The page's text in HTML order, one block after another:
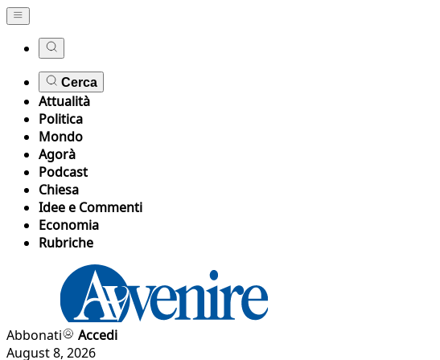
Cerca
Attualità
Politica
Mondo
Agorà
Podcast
Chiesa
Idee e Commenti
Economia
Rubriche
Abbonati
Accedi
August 8, 2026